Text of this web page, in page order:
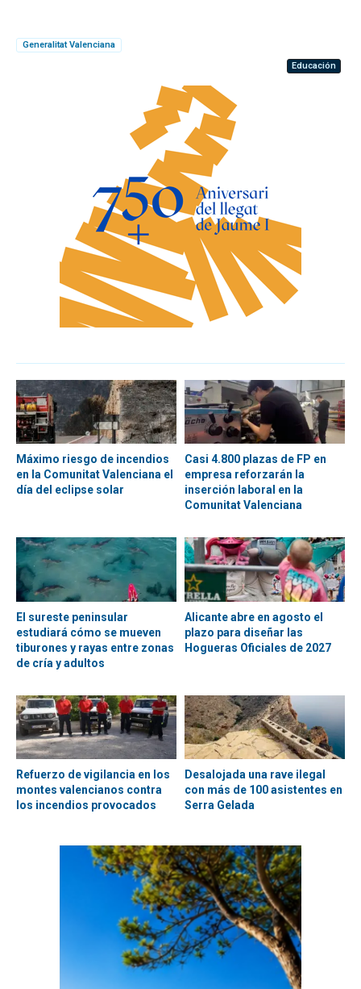
Generalitat Valenciana
Educación
Máximo riesgo de incendios
en la Comunitat Valenciana el
día del eclipse solar
Casi 4.800 plazas de FP en
empresa reforzarán la
inserción laboral en la
Comunitat Valenciana
El sureste peninsular
estudiará cómo se mueven
tiburones y rayas entre zonas
de cría y adultos
Alicante abre en agosto el
plazo para diseñar las
Hogueras Oficiales de 2027
Refuerzo de vigilancia en los
montes valencianos contra
los incendios provocados
Desalojada una rave ilegal
con más de 100 asistentes en
Serra Gelada